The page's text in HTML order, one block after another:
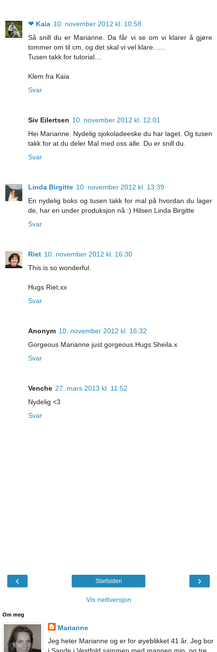
❤ Kaia 10. november 2012 kl. 10:58
Så snill du er Marianne. Da får vi se om vi klarer å gjøre
tommer om til cm, og det skal vi vel klare......
Tusen takk for tutorial....
Klem fra Kaia
Svar
Siv Eilertsen 10. november 2012 kl. 12:01
Hei Marianne. Nydelig sjokoladeeske du har laget. Og tusen
takk for at du deler Mal med oss alle. Du er snill du.
Svar
Linda Birgitte 10. november 2012 kl. 13:39
En nydelig boks og tusen takk for mal på hvordan du lager
de, har en under produksjon nå :) Hilsen Linda Birgitte
Svar
Riet 10. november 2012 kl. 16:30
This is so wonderful.
Hugs Riet.xx
Svar
Anonym 10. november 2012 kl. 16:32
Gorgeous Marianne just gorgeous.Hugs Sheila.x
Svar
Venche 27. mars 2013 kl. 11:52
Nydelig <3
Svar
‹ ›
Startsiden
Vis nettversjon
Om meg
Marianne
Jeg heter Marianne og er for øyeblikket 41 år. Jeg bor